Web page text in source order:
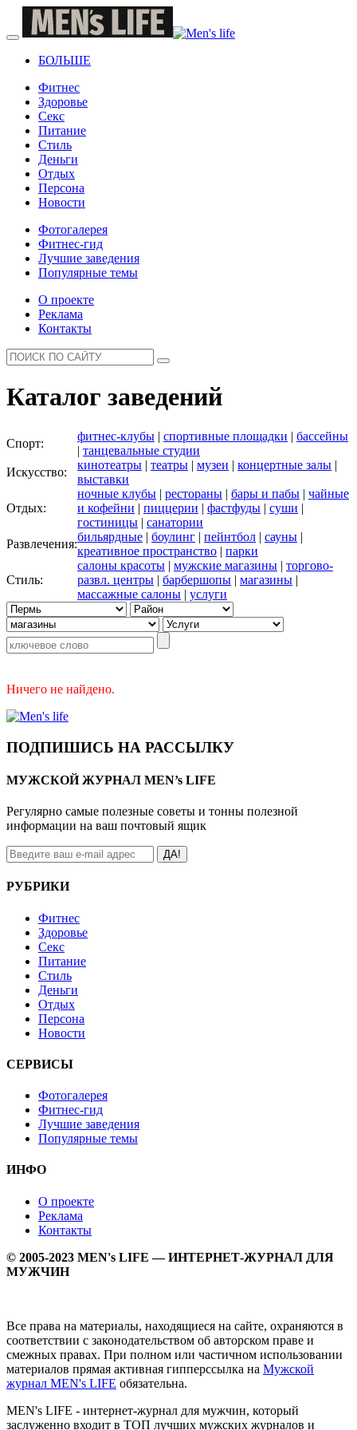
БОЛЬШЕ
Фитнес
Здоровье
Секс
Питание
Стиль
Деньги
Отдых
Персона
Новости
Фотогалерея
Фитнес-гид
Лучшие заведения
Популярные темы
О проекте
Реклама
Контакты
Каталог заведений
Спорт:
фитнес-клубы | спортивные площадки | бассейны
| танцевальные студии
Искусство:
кинотеатры | театры | музеи | концертные залы |
выставки
Отдых:
ночные клубы | рестораны | бары и пабы | чайные
и кофейни | пиццерии | фастфуды | суши |
гостиницы | санатории
Развлечения:
бильярдные | боулинг | пейнтбол | сауны |
креативное пространство | парки
Стиль:
салоны красоты | мужские магазины | торгово-
развл. центры | барбершопы | магазины |
массажные салоны | услуги
Ничего не найдено.
ПОДПИШИСЬ НА РАССЫЛКУ
МУЖСКОЙ ЖУРНАЛ MEN’s LIFE
Регулярно самые полезные советы и тонны полезной
информации на ваш почтовый ящик
ДА!
РУБРИКИ
Фитнес
Здоровье
Секс
Питание
Стиль
Деньги
Отдых
Персона
Новости
СЕРВИСЫ
Фотогалерея
Фитнес-гид
Лучшие заведения
Популярные темы
ИНФО
О проекте
Реклама
Контакты
© 2005-2023 MEN's LIFE — ИНТЕРНЕТ-ЖУРНАЛ ДЛЯ
МУЖЧИН
Все права на материалы, находящиеся на сайте, охраняются в
соответствии с законодательством об авторском праве и
смежных правах. При полном или частичном использовании
материалов прямая активная гипперссылка на Мужской
журнал MEN's LIFE обязательна.
MEN's LIFE - интернет-журнал для мужчин, который
заслуженно входит в ТОП лучших мужских журналов и